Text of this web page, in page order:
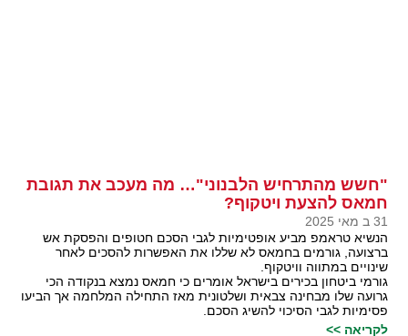
"חשש מהתרחיש הלבנוני"… מה מעכב את תגובת
חמאס להצעת ויטקוף?
31 ב מאי 2025
הנשיא טראמפ מביע אופטימיות לגבי הסכם חטופים והפסקת אש
ברצועה, גורמים בחמאס לא שללו את האפשרות להסכים לאחר
שינויים במתווה וויטקוף.
גורמי ביטחון בכירים בישראל אומרים כי חמאס נמצא בנקודה הכי
גרועה שלו מבחינה צבאית ושלטונית מאז התחילה המלחמה אך הביעו
פסימיות לגבי הסיכוי להשיג הסכם.
לקריאה >>